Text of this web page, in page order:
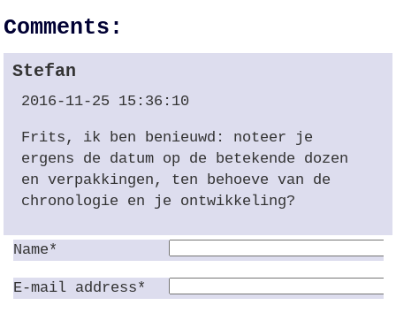
Comments:
Stefan
2016-11-25 15:36:10
Frits, ik ben benieuwd: noteer je
ergens de datum op de betekende dozen
en verpakkingen, ten behoeve van de
chronologie en je ontwikkeling?
Name*
E-mail address*